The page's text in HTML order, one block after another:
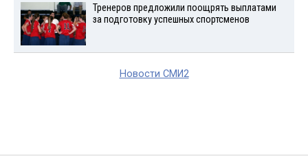
Тренеров предложили поощрять выплатами
за подготовку успешных спортсменов
Новости СМИ2